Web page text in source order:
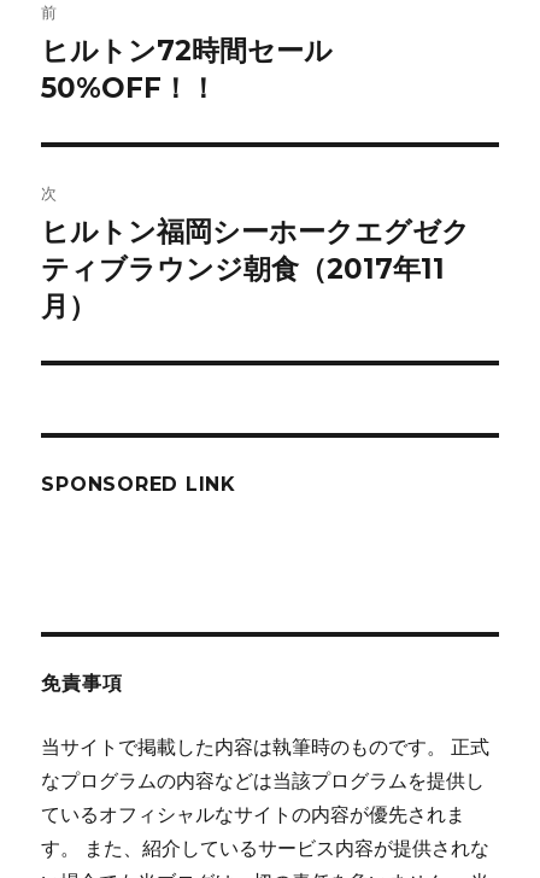
稿
ナ
ビ
ゲ
ー
シ
前
前
の
稿:
ヒルトン72時間セール
50%OFF！！
次
次
の
投
ヒルトン福岡シーホークエグゼク
ティブラウンジ朝食（2017年11
月）
SPONSORED LINK
免責事項
当サイトで掲載した内容は執筆時のものです。 正式
なプログラムの内容などは当該プログラムを提供し
ているオフィシャルなサイトの内容が優先されま
す。 また、紹介しているサービス内容が提供されな